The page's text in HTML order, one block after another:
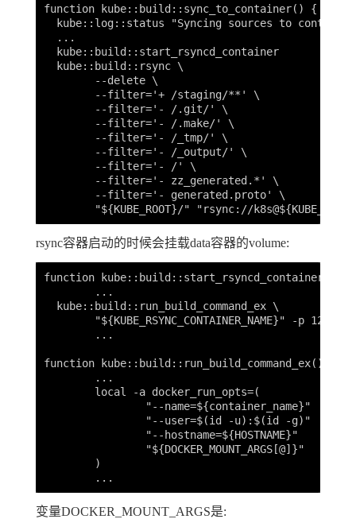
function kube::build::sync_to_container() {
kube::log::status "Syncing sources to
  ...
  kube::build::start_rsyncd_container
  kube::build::rsync \
rsync容器启动的时候会挂载data容器的volume:
function kube::build::start_rsyncd_container() {
  kube::build::run_build_command_ex \
function kube::build::run_build_command_ex() {
变量DOCKER_MOUNT_ARGS是: